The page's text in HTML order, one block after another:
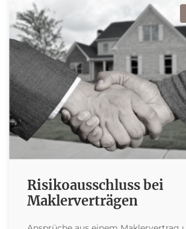
Risikoausschluss bei
Maklerverträgen
Zur
beim